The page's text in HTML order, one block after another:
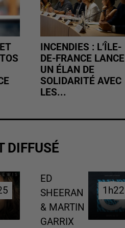
INCENDIES : L’ÎLE-
DE-FRANCE LANCE
UN ÉLAN DE
SOLIDARITÉ AVEC
LES...
DIFFUSÉ
ED
SHEERAN
& MARTIN
GARRIX
1h22
1h22